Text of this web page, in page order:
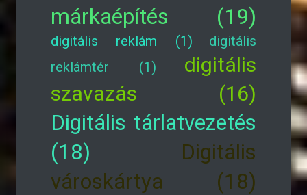
márkaépítés (19)
digitális reklám (1)
digitális
reklámtér (1)
digitális
szavazás (16)
Digitális tárlatvezetés
(18)
Digitális
városkártya (18)